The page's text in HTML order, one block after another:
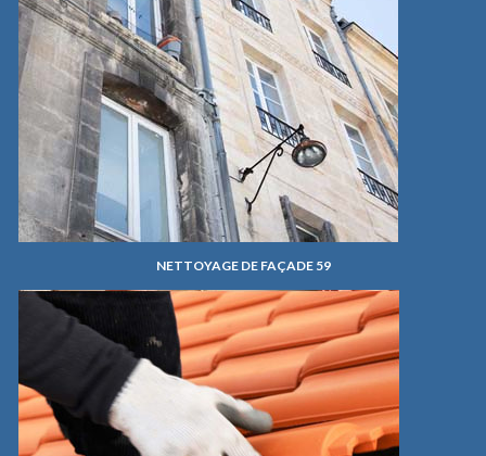
NETTOYAGE DE FAÇADE 59